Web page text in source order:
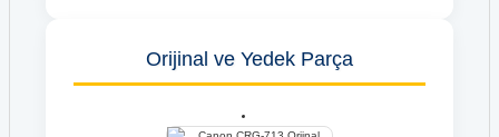
Orijinal ve Yedek Parça